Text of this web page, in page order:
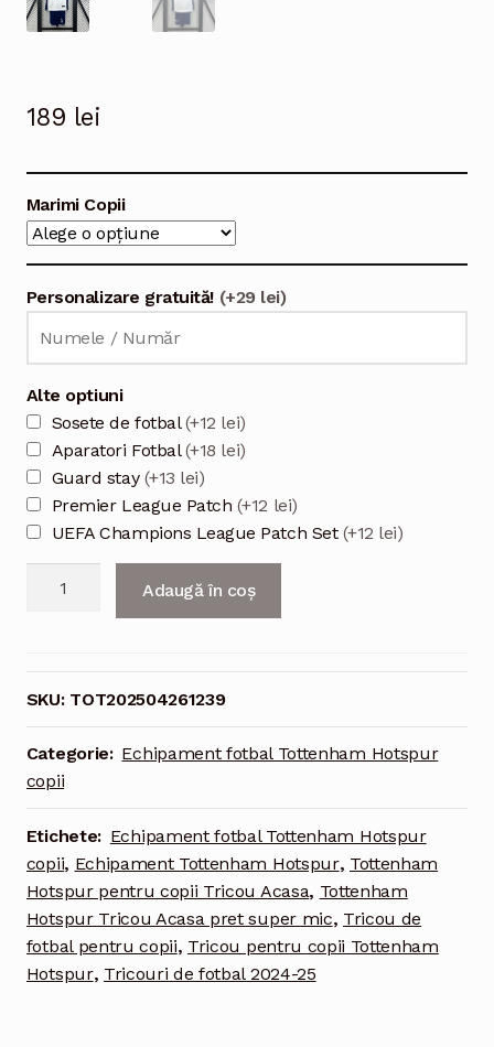
189 lei
Marimi Copii
Personalizare gratuită! (+29 lei)
Alte optiuni
Sosete de fotbal(+12 lei)
Aparatori Fotbal(+18 lei)
Guard stay (+13 lei)
Premier League Patch (+12 lei)
UEFA Champions League Patch Set (+12 lei)
2024-
25
-
copii
Adaugă în coș
SKU: TOT202504261239
Categorie: Echipament fotbal Tottenham Hotspur
copii
Etichete: Echipament fotbal Tottenham Hotspur
copii, Echipament Tottenham Hotspur, Tottenham
Hotspur pentru copii Tricou Acasa, Tottenham
Hotspur Tricou Acasa pret super mic, Tricou de
fotbal pentru copii, Tricou pentru copii Tottenham
Hotspur, Tricouri de fotbal 2024-25